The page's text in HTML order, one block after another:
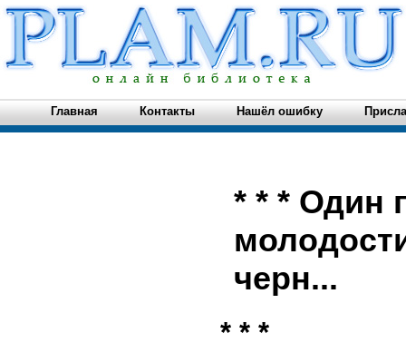
Главная Контакты Нашёл ошибку
* * * Один
черн...
* * *